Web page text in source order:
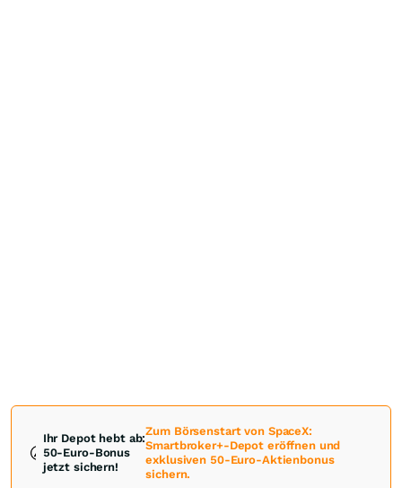
Ihr Depot hebt ab:
50-Euro-Bonus
jetzt sichern!
Zum Börsenstart von SpaceX:
Smartbroker+-Depot eröffnen und
exklusiven 50-Euro-Aktienbonus
sichern.